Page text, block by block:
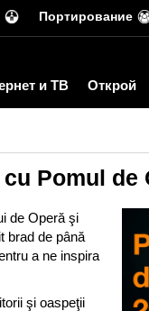
Портирование
и ТВ Открой
Pomul
de Operă şi
brad de până
a ne inspira
şi oaspeţii